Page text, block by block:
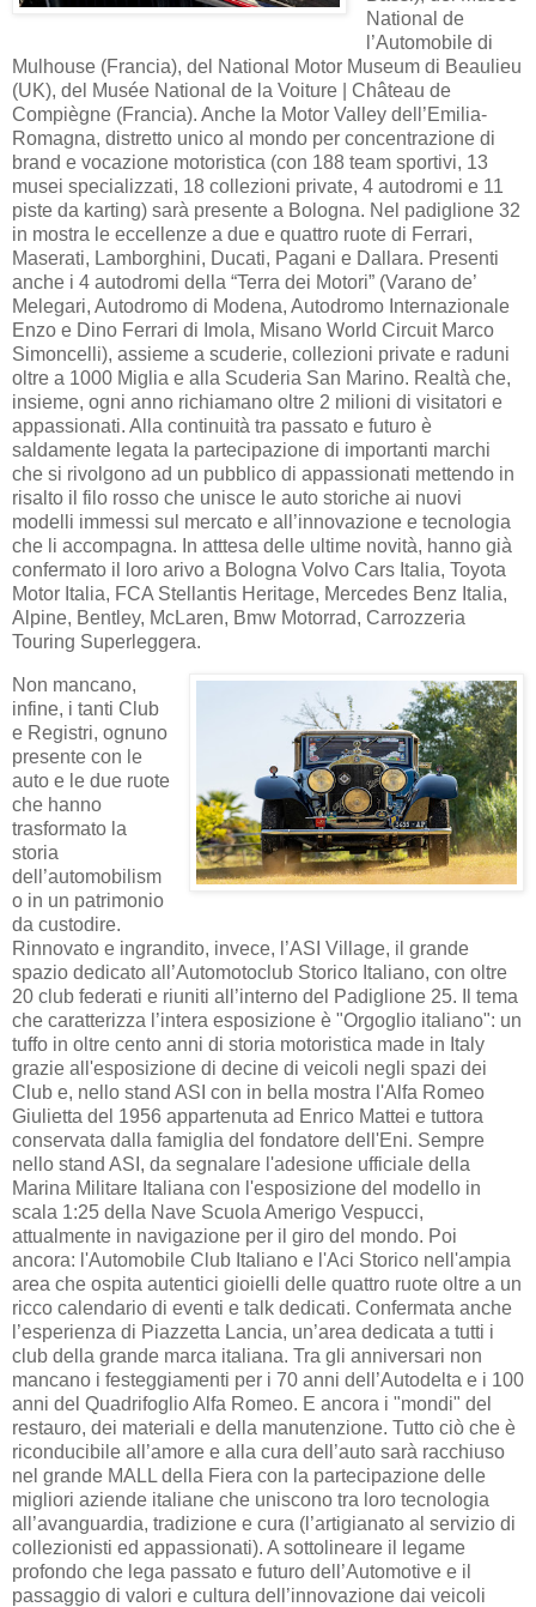
National de
l’Automobile di
Mulhouse (Francia), del National Motor Museum di Beaulieu
(UK), del Musée National de la Voiture | Château de
Compiègne (Francia). Anche la Motor Valley dell’Emilia-
Romagna, distretto unico al mondo per concentrazione di
brand e vocazione motoristica (con 188 team sportivi, 13
musei specializzati, 18 collezioni private, 4 autodromi e 11
piste da karting) sarà presente a Bologna. Nel padiglione 32
in mostra le eccellenze a due e quattro ruote di Ferrari,
Maserati, Lamborghini, Ducati, Pagani e Dallara. Presenti
anche i 4 autodromi della “Terra dei Motori” (Varano de’
Melegari, Autodromo di Modena, Autodromo Internazionale
Enzo e Dino Ferrari di Imola, Misano World Circuit Marco
Simoncelli), assieme a scuderie, collezioni private e raduni
oltre a 1000 Miglia e alla Scuderia San Marino. Realtà che,
insieme, ogni anno richiamano oltre 2 milioni di visitatori e
appassionati. Alla continuità tra passato e futuro è
saldamente legata la partecipazione di importanti marchi
che si rivolgono ad un pubblico di appassionati mettendo in
risalto il filo rosso che unisce le auto storiche ai nuovi
modelli immessi sul mercato e all’innovazione e tecnologia
che li accompagna. In atttesa delle ultime novità, hanno già
confermato il loro arivo a Bologna Volvo Cars Italia, Toyota
Motor Italia, FCA Stellantis Heritage, Mercedes Benz Italia,
Alpine, Bentley, McLaren, Bmw Motorrad, Carrozzeria
Touring Superleggera.
Non mancano,
infine, i tanti Club
e Registri, ognuno
presente con le
auto e le due ruote
che hanno
trasformato la
storia
dell’automobilism
o in un patrimonio
da custodire.
Rinnovato e ingrandito, invece, l’ASI Village, il grande
spazio dedicato all’Automotoclub Storico Italiano, con oltre
20 club federati e riuniti all’interno del Padiglione 25. Il tema
che caratterizza l’intera esposizione è "Orgoglio italiano": un
tuffo in oltre cento anni di storia motoristica made in Italy
grazie all'esposizione di decine di veicoli negli spazi dei
Club e, nello stand ASI con in bella mostra l'Alfa Romeo
Giulietta del 1956 appartenuta ad Enrico Mattei e tuttora
conservata dalla famiglia del fondatore dell'Eni. Sempre
nello stand ASI, da segnalare l'adesione ufficiale della
Marina Militare Italiana con l'esposizione del modello in
scala 1:25 della Nave Scuola Amerigo Vespucci,
attualmente in navigazione per il giro del mondo. Poi
ancora: l'Automobile Club Italiano e l'Aci Storico nell'ampia
area che ospita autentici gioielli delle quattro ruote oltre a un
ricco calendario di eventi e talk dedicati. Confermata anche
l’esperienza di Piazzetta Lancia, un’area dedicata a tutti i
club della grande marca italiana. Tra gli anniversari non
mancano i festeggiamenti per i 70 anni dell’Autodelta e i 100
anni del Quadrifoglio Alfa Romeo. E ancora i "mondi" del
restauro, dei materiali e della manutenzione. Tutto ciò che è
riconducibile all’amore e alla cura dell’auto sarà racchiuso
nel grande MALL della Fiera con la partecipazione delle
migliori aziende italiane che uniscono tra loro tecnologia
all’avanguardia, tradizione e cura (l’artigianato al servizio di
collezionisti ed appassionati). A sottolineare il legame
profondo che lega passato e futuro dell’Automotive e il
passaggio di valori e cultura dell’innovazione dai veicoli